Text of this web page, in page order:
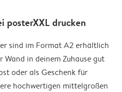
posterXXL drucken
sind im Format A2 erhältlich
Wand in deinem Zuhause gut
oder als Geschenk für
hochwertigen mittelgroßen